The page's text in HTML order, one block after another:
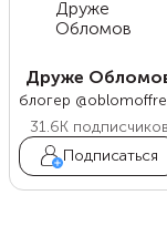
Друже
31.6Kподписчиков
Подписаться